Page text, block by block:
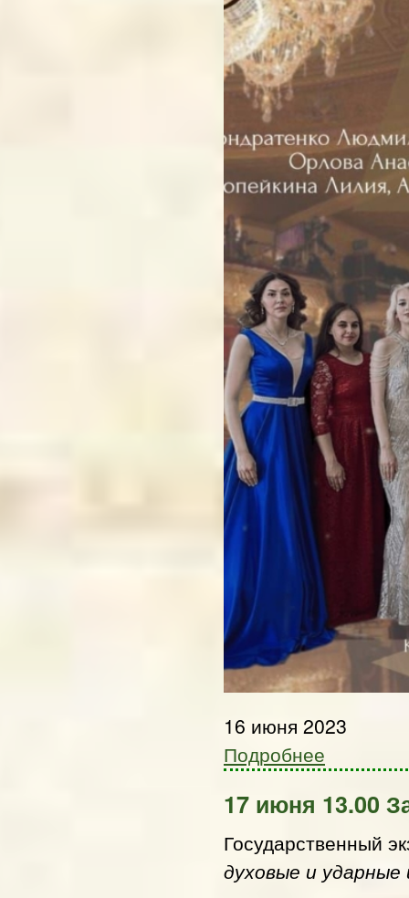
16 июня 2023
Подробнее
17 июня 13.00
Государственный
духовые и